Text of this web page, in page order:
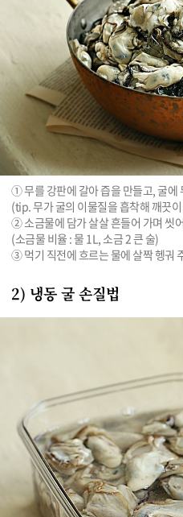
① 무를 강판에 갈아 즙을 만들고, 굴에
(tip. 무가 굴의 이물질을 흡착해 깨끗
② 소금물에 담가 살살 흔들어 가며 씻
(소금물 비율 : 물 1L, 소금 2 큰 술)
2) 냉동 굴 손질법